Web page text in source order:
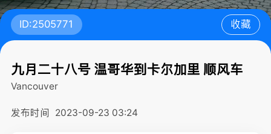
ID:2505771 收藏
九月二十八号 温哥华到卡尔加里 顺风车
Vancouver
发布时间 2023-09-23 03:24